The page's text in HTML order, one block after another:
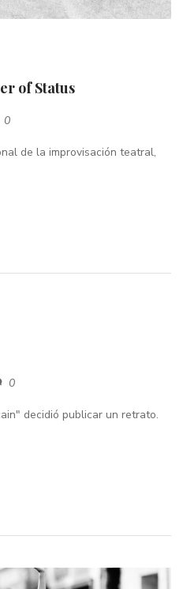
of Status
0
de la improvisación teatral,
0
decidió publicar un retrato.